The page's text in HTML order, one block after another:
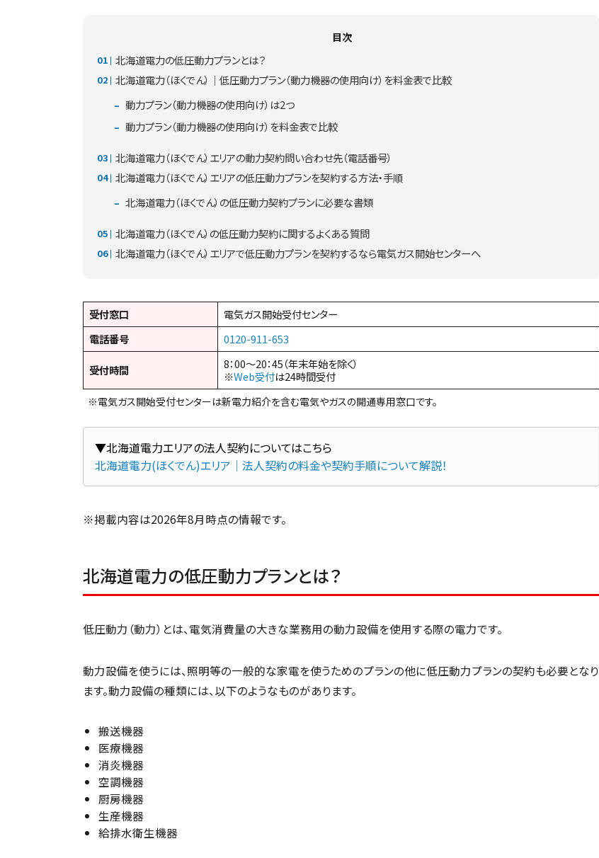
目次
北海道電力の低圧動力プランとは？
北海道電力（ほくでん）｜低圧動力プラン（動力機器の使用向け）を料金表で比較
動力プラン（動力機器の使用向け）は2つ
動力プラン（動力機器の使用向け）を料金表で比較
北海道電力（ほくでん）エリアの動力契約問い合わせ先（電話番号）
北海道電力（ほくでん）エリアの低圧動力プランを契約する方法・手順
北海道電力（ほくでん）の低圧動力契約プランに必要な書類
北海道電力（ほくでん）の低圧動力契約に関するよくある質問
北海道電力（ほくでん）エリアで低圧動力プランを契約するなら電気ガス開始センターへ
受付窓口
電気ガス開始受付センター
電話番号
0120-911-653
受付時間
8：00～20：45（年末年始を除く）
※Web受付は24時間受付
※電気ガス開始受付センターは新電力紹介を含む電気やガスの開通専用窓口です。
北海道電力(ほくでん)エリア｜法人契約の料金や契約手順について解説！
※掲載内容は2026年8月時点の情報です。
北海道電力の低圧動力プランとは？
低圧動力（動力）とは、電気消費量の大きな業務用の動力設備を使用する際の電力です。
動力設備を使うには、照明等の一般的な家電を使うためのプランの他に低圧動力プランの契約も必要となり
ます。動力設備の種類には、以下のようなものがあります。
搬送機器
医療機器
消炎機器
空調機器
厨房機器
生産機器
給排水衛生機器